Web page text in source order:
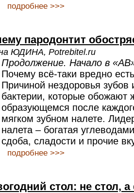
подробнее >>>
пародонтит
ЮДИНА, Potrebitel.ru
Продолжение. Начало в
Почему всё-таки вредно
Причиной нездоровья зубов
бактерии, которые обожают
образующемся после
мягком зубном налете.
налета – богатая
сдоба, сладости и прочие
подробнее >>>
стол: не стол,